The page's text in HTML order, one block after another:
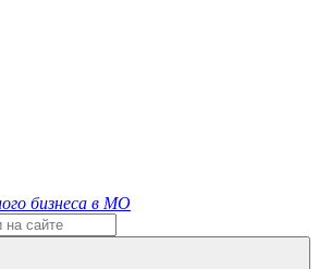
бизнеса в МО